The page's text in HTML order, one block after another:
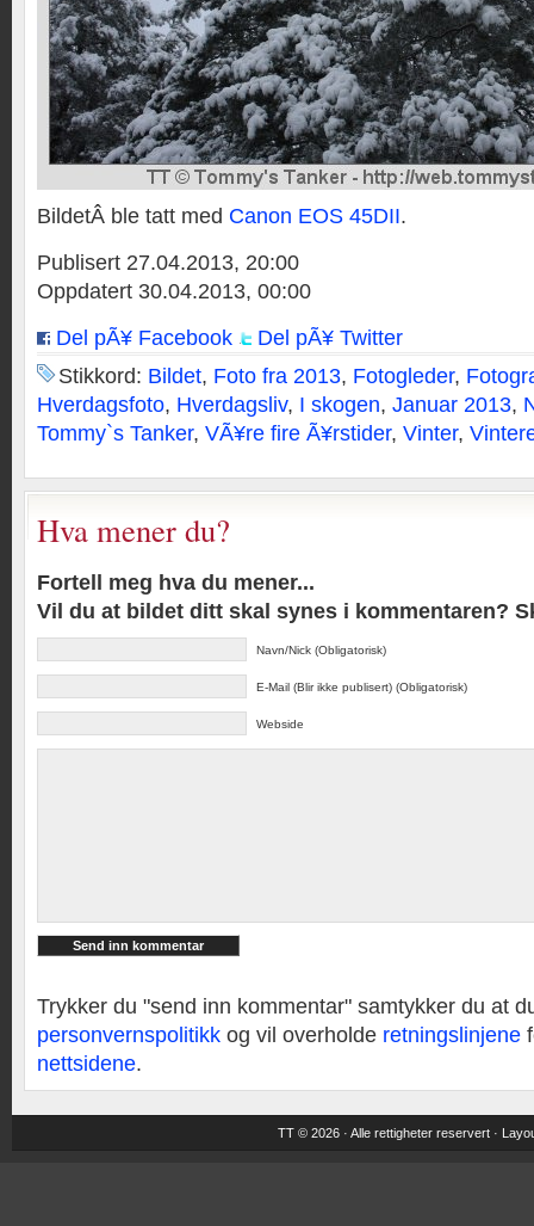
BildetÂ ble tatt med Canon EOS 45DII.
Publisert 27.04.2013, 20:00
Oppdatert 30.04.2013, 00:00
Del pÃ¥ Facebook
Del pÃ¥ Twitter
Stikkord: Bildet, Foto fra 2013, Fotogleder,
Hverdagsfoto, Hverdagsliv, I skogen, Januar 2013,
Tommy`s Tanker, VÃ¥re fire Ã¥rstider, Vinter,
Hva mener du?
Fortell meg hva du mener...
Vil du at bildet ditt skal synes i kommentaren?
Navn/Nick (Obligatorisk)
E-Mail (Blir ikke publisert) (Obligatorisk)
Webside
Trykker du "send inn kommentar" samtykker du at
personvernspolitikk og vil overholde retningslinjene
nettsidene.
TT © 2026 · Alle rettigheter reservert ·